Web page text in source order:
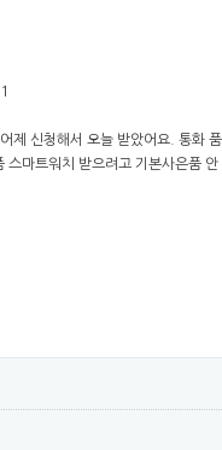
신청해서 오늘 받았어요. 통화
마트워치 받으려고 기본사은품